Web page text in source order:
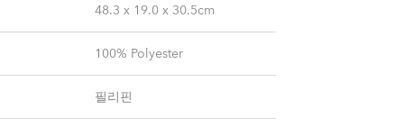
48.3 x 19.0 x 30.5cm
100% Polyester
필리핀